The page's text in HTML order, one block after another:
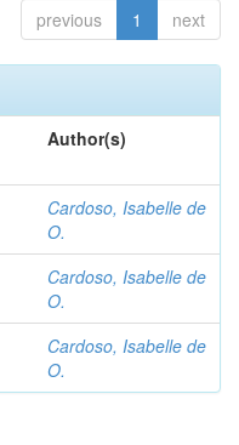
previous 1 next
Author(s)
Cardoso, Isabelle de
O.
Cardoso, Isabelle de
O.
Cardoso, Isabelle de
O.